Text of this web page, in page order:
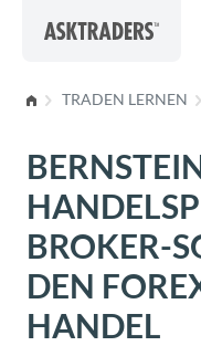
TRADEN LERNEN
BROKER-
DEN
HANDEL